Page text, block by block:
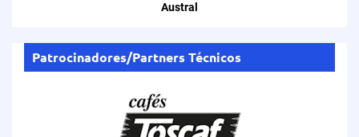
Austral
Patrocinadores/Partners Técnicos